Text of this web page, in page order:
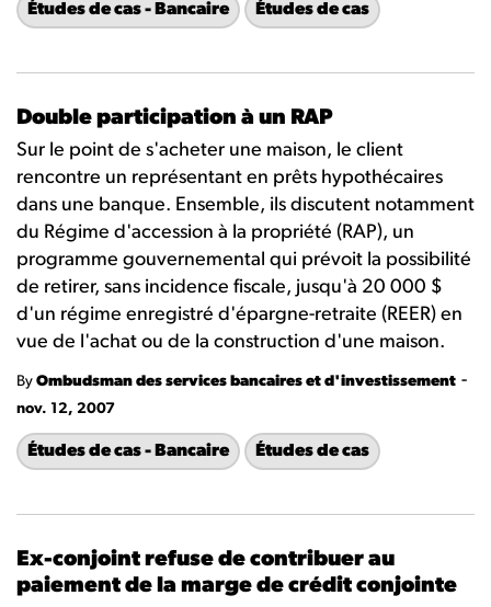
Études de cas - Bancaire Études de cas
Double participation à un RAP
Sur le point de s'acheter une maison, le client
rencontre un représentant en prêts hypothécaires
dans une banque. Ensemble, ils discutent notamment
du Régime d'accession à la propriété (RAP), un
programme gouvernemental qui prévoit la possibilité
de retirer, sans incidence fiscale, jusqu'à 20 000 $
d'un régime enregistré d'épargne-retraite (REER) en
vue de l'achat ou de la construction d'une maison.
By Ombudsman des services bancaires et d'investissement -
nov. 12, 2007
Études de cas - Bancaire Études de cas
Ex-conjoint refuse de contribuer au
paiement de la marge de crédit conjointe